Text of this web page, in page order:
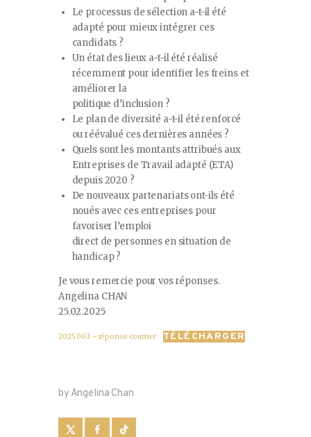
Le processus de sélection a-t-il été
adapté pour mieux intégrer ces
candidats ?
Un état des lieux a-t-il été réalisé
récemment pour identifier les freins et
améliorer la
politique d’inclusion ?
Le plan de diversité a-t-il été renforcé
ou réévalué ces dernières années ?
Quels sont les montants attribués aux
Entreprises de Travail adapté (ETA)
depuis 2020 ?
De nouveaux partenariats ont-ils été
noués avec ces entreprises pour
favoriser l’emploi
direct de personnes en situation de
handicap ?
Je vous remercie pour vos réponses.
Angelina CHAN
25.02.2025
2025.003 – réponse courrier TÉLÉCHARGER
by Angelina Chan